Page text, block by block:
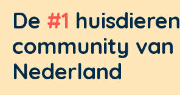
De #1 huisdieren
community van
Nederland